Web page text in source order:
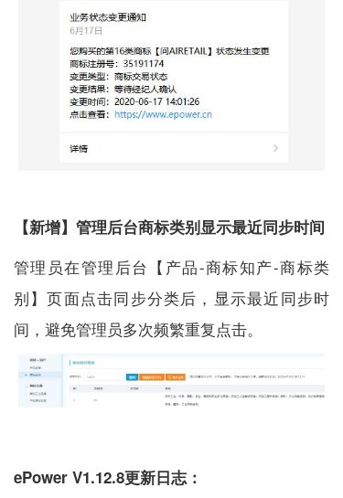
【新增】管理后台商标类别显示最近同步时间
管理员在管理后台【产品-商标知产-商标类
别】页面点击同步分类后，显示最近同步时
间，避免管理员多次频繁重复点击。
ePower V1.12.8更新日志：